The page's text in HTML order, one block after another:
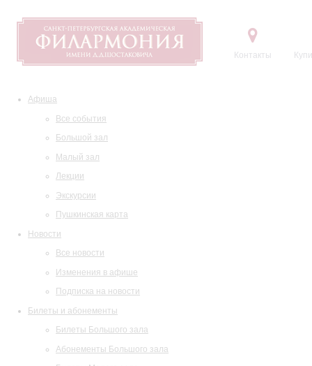
Контакты
Афиша
Все события
Большой зал
Малый зал
Лекции
Экскурсии
Пушкинская карта
Новости
Все новости
Изменения в афише
Подписка на новости
Билеты и абонементы
Билеты Большого зала
Абонементы Большого зала